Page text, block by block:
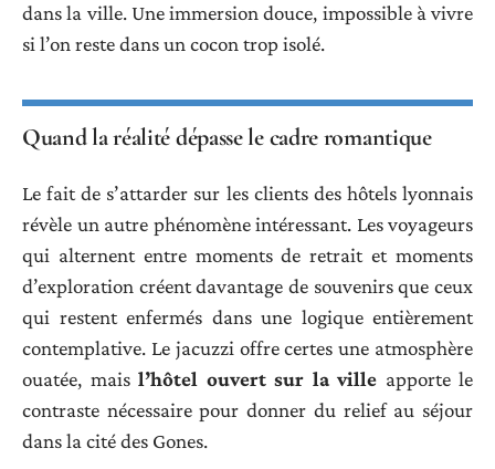
dans la ville. Une immersion douce, impossible à vivre
si l’on reste dans un cocon trop isolé.
Quand la réalité dépasse le cadre romantique
Le fait de s’attarder sur les clients des hôtels lyonnais
révèle un autre phénomène intéressant. Les voyageurs
qui alternent entre moments de retrait et moments
d’exploration créent davantage de souvenirs que ceux
qui restent enfermés dans une logique entièrement
contemplative. Le jacuzzi offre certes une atmosphère
ouatée, mais l’hôtel ouvert sur la ville apporte le
contraste nécessaire pour donner du relief au séjour
dans la cité des Gones.